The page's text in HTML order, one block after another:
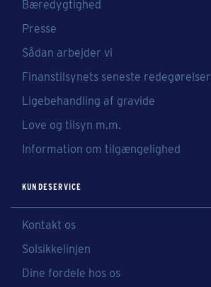
Bæredygtighed
Presse
Sådan arbejder vi
Finanstilsynets seneste redegørelser
Ligebehandling af gravide
Love og tilsyn m.m.
Information om tilgængelighed
KUNDESERVICE
Kontakt os
Solsikkelinjen
Dine fordele hos os